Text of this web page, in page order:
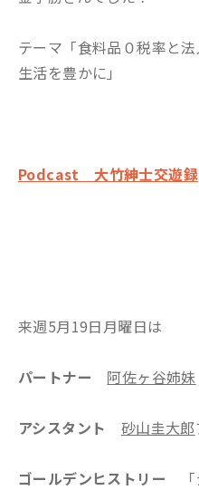
テーマ「食料品０税率と
生活を豊かに」
Podcast 大竹紳士交遊録
来週5月19日月曜日は
パートナー 阿佐ヶ谷姉妹
アシスタント 砂山圭大郎
ゴールデンヒストリー 「